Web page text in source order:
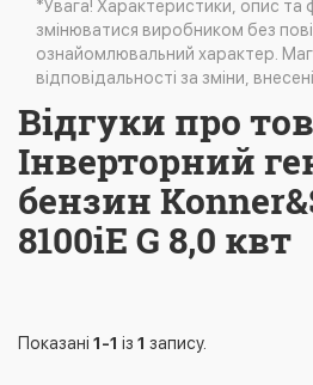
*Увага! Характеристики, опис
змінюватися виробником без
ознайомлювальний характер.
відповідальності за зміни,
Відгуки про
Інверторний
бензин
8100iE G 8,0 квт
Показані 1-1 із 1 запису.